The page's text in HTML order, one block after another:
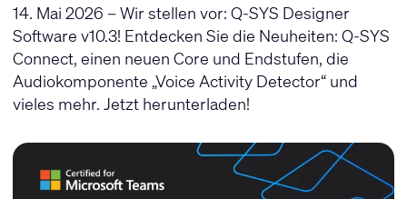
14. Mai 2026 – Wir stellen vor: Q-SYS Designer
Software v10.3! Entdecken Sie die Neuheiten: Q-SYS
Connect, einen neuen Core und Endstufen, die
Audiokomponente „Voice Activity Detector“ und
vieles mehr. Jetzt herunterladen!